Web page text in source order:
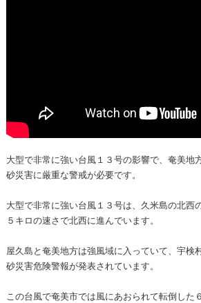
大型で非常に強い台風１３号の影響で、奄美地
砂災害に厳重な警戒が必要です。
大型で非常に強い台風１３号は、久米島の北西
５キロの速さで北西に進んでいます。
屋久島と奄美地方は強風域に入っていて、宇検
砂災害危険警報が発表されています。
この台風で奄美市では風にあおられて転倒した